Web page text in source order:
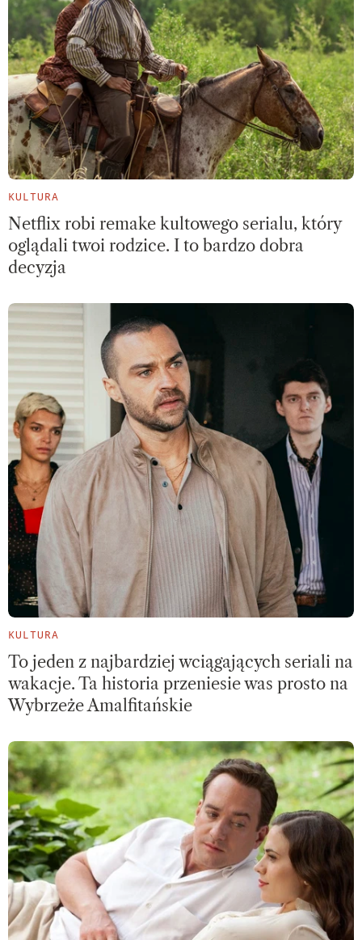
KULTURA
Netflix robi remake kultowego serialu, który
oglądali twoi rodzice. I to bardzo dobra
decyzja
KULTURA
To jeden z najbardziej wciągających seriali na
wakacje. Ta historia przeniesie was prosto na
Wybrzeże Amalfitańskie